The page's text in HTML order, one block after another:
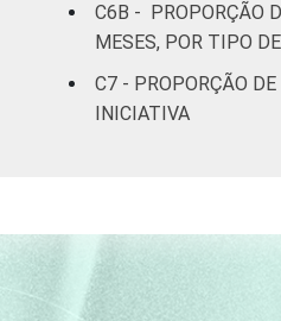
C6B - PROPORÇÃO
MESES, POR TIPO
C7 - PROPORÇÃO
INICIATIVA